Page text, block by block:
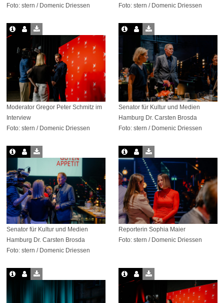
Foto: stern / Domenic Driessen Foto: stern / Domenic Driessen
Moderator Gregor Peter Schmitz im
Interview
Foto: stern / Domenic Driessen
Senator für Kultur und Medien
Hamburg Dr. Carsten Brosda
Foto: stern / Domenic Driessen
Senator für Kultur und Medien
Hamburg Dr. Carsten Brosda
Foto: stern / Domenic Driessen
Reporterin Sophia Maier
Foto: stern / Domenic Driessen